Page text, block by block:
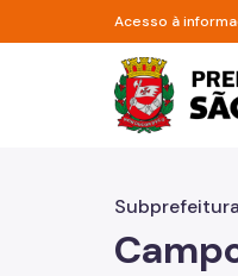
Pular para o Conteúdo
Acesso à
Subprefeitura